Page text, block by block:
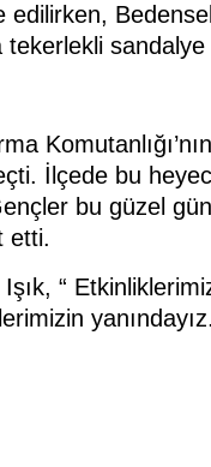
edilirken,
sandalye
İlçede bu
bu güzel
etti.
“